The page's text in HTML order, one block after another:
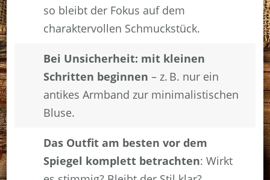
so bleibt der Fokus auf dem
charaktervollen Schmuckstück.
Bei Unsicherheit: mit kleinen
Schritten beginnen – z. B. nur ein
antikes Armband zur minimalistischen
Bluse.
Das Outfit am besten vor dem
Spiegel komplett betrachten: Wirkt